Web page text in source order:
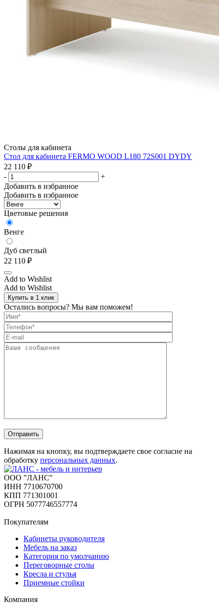
Столы для кабинета
Стол для кабинета FERMO WOOD L180 72S001 DYDY
22 110 ₽
-
+
Добавить в избранное
Добавить в избранное
Цветовые решения
Венге
Дуб светлый
22 110 ₽
Add to Wishlist
Add to Wishlist
Купить в 1 клик
Остались вопросы? Мы вам поможем!
Отправить
Нажимая на кнопку, вы подтверждаете свое согласие на
обработку персональных данных.
ООО "ЛАНС"
ИНН 7710670700
КПП 771301001
ОГРН 5077746557774
Покупателям
Кабинеты руководителя
Мебель на заказ
Категория по умолчанию
Переговорные столы
Кресла и стулья
Приемные стойки
Компания